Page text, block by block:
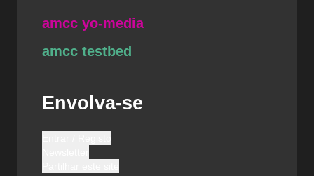
amcc yo-media
amcc testbed
Envolva-se